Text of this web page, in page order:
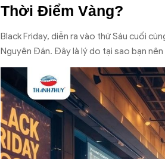
Thời Điểm Vàng?
Black Friday, diễn ra vào thứ Sáu cuối
Nguyên Đán. Đây là lý do tại sao bạn